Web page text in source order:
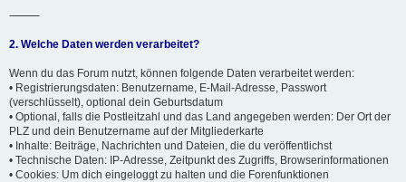
⸻
2. Welche Daten werden verarbeitet?
Wenn du das Forum nutzt, können folgende Daten verarbeitet werden:
• Registrierungsdaten: Benutzername, E-Mail-Adresse, Passwort
(verschlüsselt), optional dein Geburtsdatum
• Optional, falls die Postleitzahl und das Land angegeben werden: Der Ort der
PLZ und dein Benutzername auf der Mitgliederkarte
• Inhalte: Beiträge, Nachrichten und Dateien, die du veröffentlichst
• Technische Daten: IP-Adresse, Zeitpunkt des Zugriffs, Browserinformationen
• Cookies: Um dich eingeloggt zu halten und die Forenfunktionen